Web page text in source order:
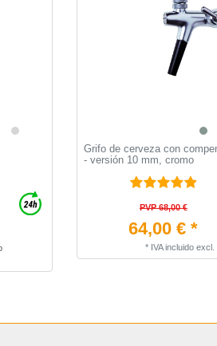
Grifo de cerveza con
- versión 10 mm, cromo
PVP 68,00 €
64,00 € *
* IVA incluido excl.